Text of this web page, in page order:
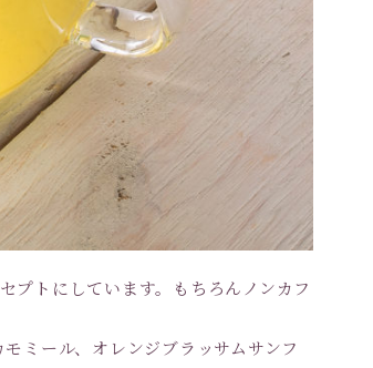
プトにしています。もちろんノンカフ
ミール、オレンジブラッサムサンフ